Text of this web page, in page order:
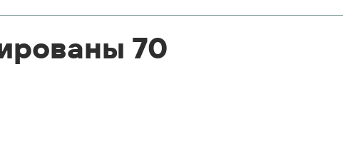
70